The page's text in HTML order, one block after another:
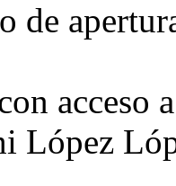
de
acceso
López